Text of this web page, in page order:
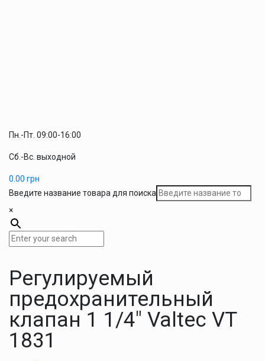
Пн.-Пт. 09:00-16:00
Сб.-Вс. выходной
0.00 грн
Введите название товара для поиска
×
Регулируемый
предохранительный
клапан 1 1/4″ Valtec VT
1831